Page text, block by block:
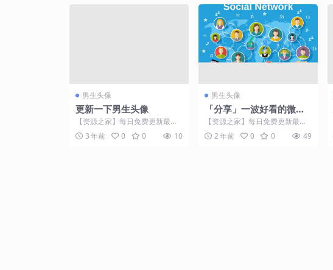
男生头像
更新一下男生头像
【资源之家】每日免费更新最热
门的副业项目资源 【资源之家】
每日免费更新最热门的副...
3 年前 0 0 10
男生头像
「分享」一波好看的微信
头像来袭，无水印！
【资源之家】每日免费更新最热
门的副业项目资源 微信头像作为
微信营销、推广的朋友来...
2 年前 0 0 49